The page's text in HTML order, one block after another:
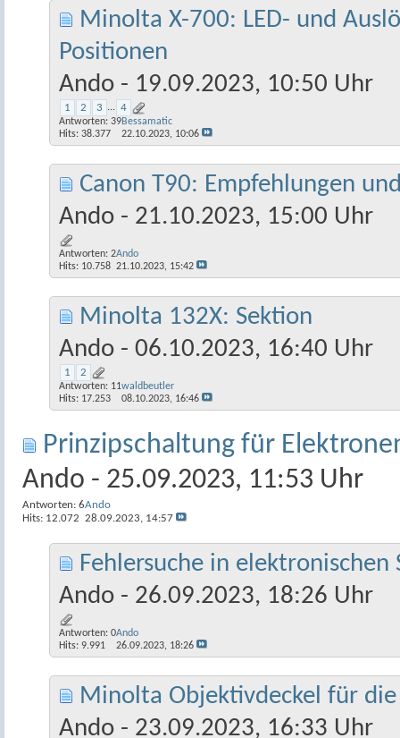
Minolta X-700: LED- und
Positionen
Ando - 19.09.2023, 10:50 Uhr
1 2 3 ... 4
Antworten: 39
Hits: 38.377
Bessamatic
22.10.2023, 10:06
Canon T90: Empfehlungen
Ando - 21.10.2023, 15:00 Uhr
Antworten: 2
Hits: 10.758
Ando
21.10.2023, 15:42
Minolta 132X: Sektion
Ando - 06.10.2023, 16:40 Uhr
1 2
Antworten: 11
Hits: 17.253
waldbeutler
08.10.2023, 16:46
Prinzipschaltung für
Ando - 25.09.2023, 11:53 Uhr
Antworten: 6
Hits: 12.072
Ando
28.09.2023, 14:57
Fehlersuche in elektronischen
Ando - 26.09.2023, 18:26 Uhr
Antworten: 0
Hits: 9.991
Ando
26.09.2023, 18:26
Minolta Objektivdeckel für
Ando - 23.09.2023, 16:33 Uhr